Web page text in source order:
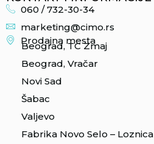
060 / 732-30-34
marketing@cimo.rs
Prodajna mesta
Beograd, TC Zmaj
Beograd, Vračar
Novi Sad
Šabac
Valjevo
Fabrika Novo Selo – Loznica